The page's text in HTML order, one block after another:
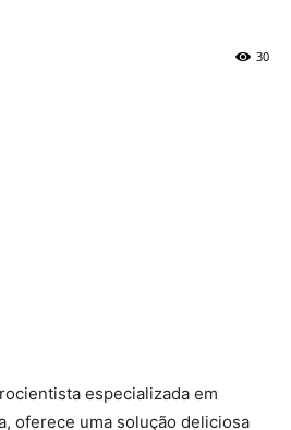
30
especializada em
oferece uma solução deliciosa